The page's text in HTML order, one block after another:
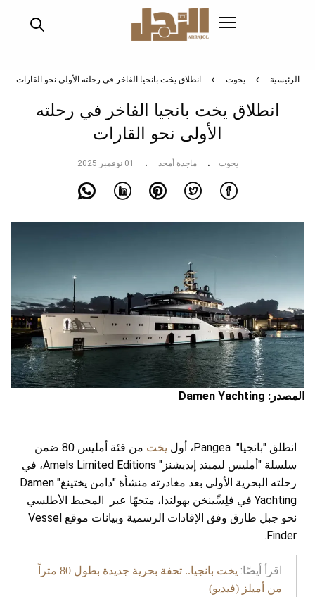
الرئيسية يخوت انطلاق يخت بانجيا الفاخر في رحلته الأولى نحو القارات
انطلاق يخت بانجيا الفاخر في رحلته
الأولى نحو القارات
يخوت ماجدة أمجد 01 نوفمبر 2025
المصدر: Damen Yachting
انطلق "بانجيا" Pangea، أول يخت
من فئة أمليس 80 ضمن
سلسلة "أمليس ليميتد إيديشنز" Amels Limited Editions، في
رحلته البحرية الأولى بعد مغادرته منشأة "دامن يختينغ" Damen
Yachting في فلِسِّينخن بهولندا، متجهًا عبر المحيط الأطلسي
نحو جبل طارق وفق الإفادات الرسمية وبيانات موقع Vessel
Finder.​
اقرأ أيضًا:
يخت بانجيا.. تحفة بحرية جديدة بطول 80 متراً
من أميلز (فيديو)